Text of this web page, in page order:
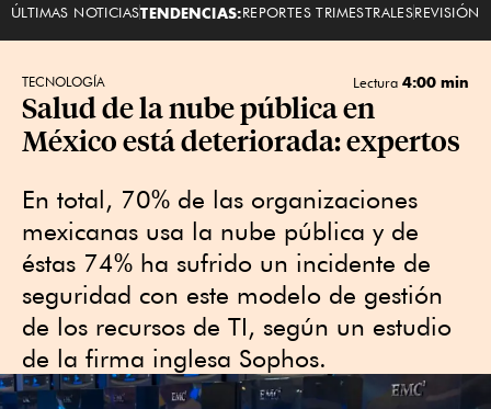
ÚLTIMAS NOTICIASTENDENCIAS:REPORTES TRIMESTRALESREVISIÓN
TECNOLOGÍA Lectura 4:00 min
Salud de la nube pública en
México está deteriorada: expertos
En total, 70% de las organizaciones
mexicanas usa la nube pública y de
éstas 74% ha sufrido un incidente de
seguridad con este modelo de gestión
de los recursos de TI, según un estudio
de la firma inglesa Sophos.